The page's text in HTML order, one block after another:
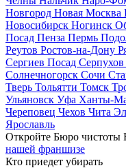
Новгород Новая Москва
Новосибирск Ногинск
Посад Пенза Пермь
Реутов Ростов-на-Дону
Сергиев Посад Серпухов
Солнечногорск Сочи
Тверь Тольятти Томск
Ульяновск Уфа Ханты-
Череповец Чехов Чита
Ярославль
Откройте Бюро чистоты
нашей франшизе
Кто приедет убирать